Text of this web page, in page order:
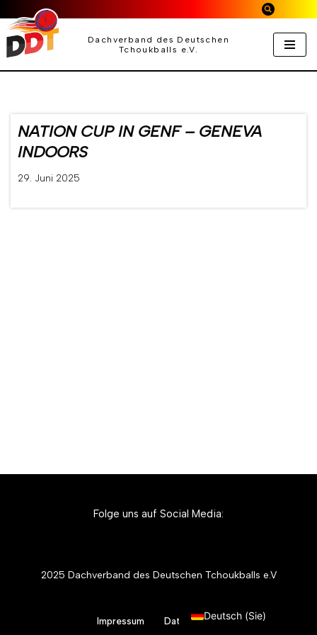
Zum
Inhalt
springen
Dachverband des Deutschen
Tchoukballs e.V.
NATION CUP IN GENF – GENEVA
INDOORS
29. Juni 2025
Folge uns auf Social Media:
2025 Dachverband des Deutschen Tchoukballs e.V
Impressum DatenschutzDeutsch (Sie)